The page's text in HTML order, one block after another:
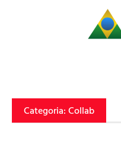
Categoria: Collab